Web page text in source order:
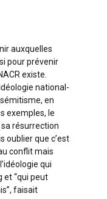
auxquelles
pour prévenir
existe.
national-
en
exemples, le
résurrection
oublier que c’est
conflit mais
qui
et “qui peut
faisait